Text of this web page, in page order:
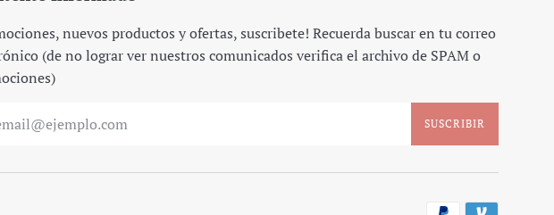
nuevos productos y ofertas, suscribete! Recuerda buscar en tu correo
(de no lograr ver nuestros comunicados verifica el archivo de SPAM o
SUSCRIBIR